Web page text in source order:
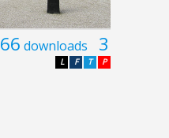
66 downloads 3
P
T
F
L